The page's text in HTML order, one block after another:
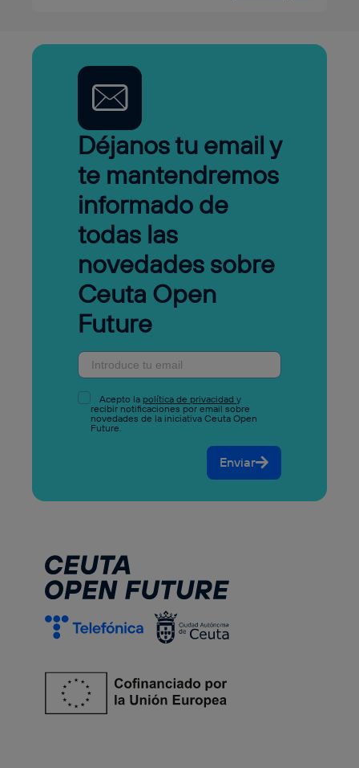
Déjanos tu email y
te mantendremos
informado de
todas las
novedades sobre
Ceuta Open
Future
Acepto la política de privacidad y
recibir notificaciones por email sobre
novedades de la iniciativa Ceuta Open
Future.
Enviar